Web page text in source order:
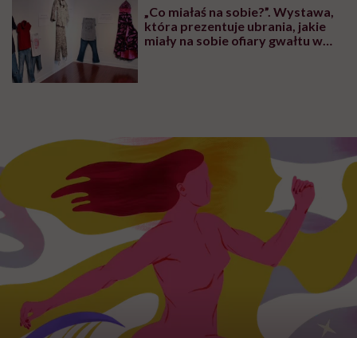
„Co miałaś na sobie?”. Wystawa,
która prezentuje ubrania, jakie
miały na sobie ofiary gwałtu w